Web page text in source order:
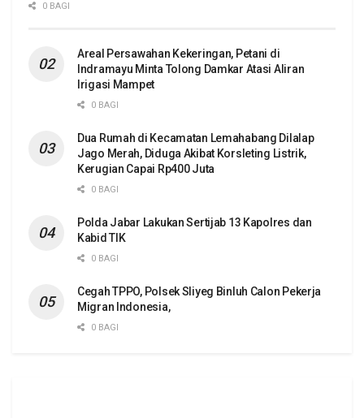
0 BAGI
Areal Persawahan Kekeringan, Petani di
Indramayu Minta Tolong Damkar Atasi Aliran
Irigasi Mampet
0 BAGI
Dua Rumah di Kecamatan Lemahabang Dilalap
Jago Merah, Diduga Akibat Korsleting Listrik,
Kerugian Capai Rp400 Juta
0 BAGI
Polda Jabar Lakukan Sertijab 13 Kapolres dan
Kabid TIK
0 BAGI
Cegah TPPO, Polsek Sliyeg Binluh Calon Pekerja
Migran Indonesia,
0 BAGI